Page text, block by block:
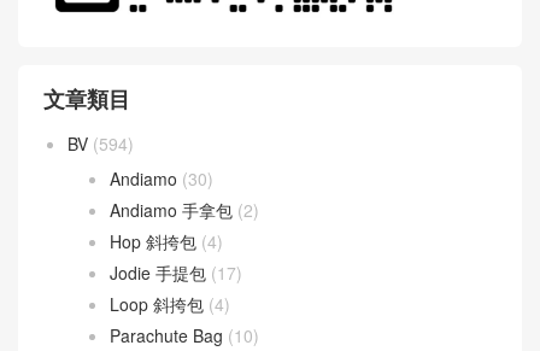
文章類目
BV (594)
Andiamo (30)
Andiamo 手拿包 (2)
Hop 斜挎包 (4)
Jodie 手提包 (17)
Loop 斜挎包 (4)
Parachute Bag (10)